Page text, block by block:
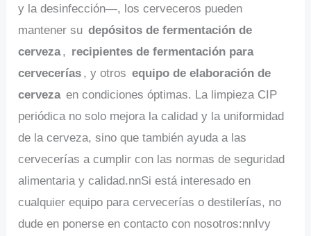
y la desinfección—, los cerveceros pueden
mantener su depósitos de fermentación de
cerveza , recipientes de fermentación para
cervecerías , y otros equipo de elaboración de
cerveza en condiciones óptimas. La limpieza CIP
periódica no solo mejora la calidad y la uniformidad
de la cerveza, sino que también ayuda a las
cervecerías a cumplir con las normas de seguridad
alimentaria y calidad.nnSi está interesado en
cualquier equipo para cervecerías o destilerías, no
dude en ponerse en contacto con nosotros:nnIvy